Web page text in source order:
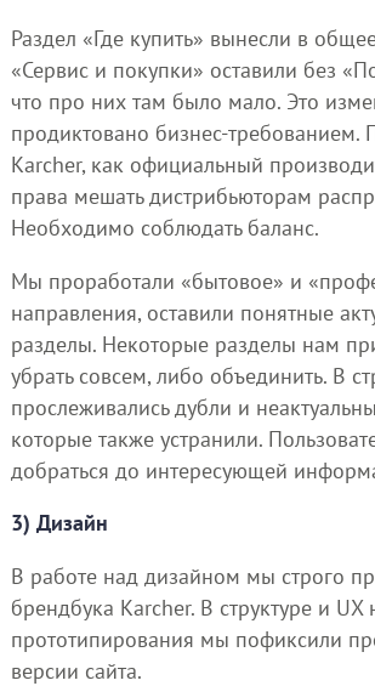
Раздел «Где купить» вынесли в
«Сервис и покупки» оставили без
что про них там было мало. Это
продиктовано бизнес-требованием.
Karcher, как официальный
права мешать дистрибьюторам
Необходимо соблюдать баланс.
Мы проработали «бытовое» и
направления, оставили понятные
разделы. Некоторые разделы нам
убрать совсем, либо объединить. В
прослеживались дубли и
которые также устранили.
добраться до интересующей
3) Дизайн
В работе над дизайном мы строго
брендбука Karcher. В структуре и UX
прототипирования мы пофиксили
версии сайта.